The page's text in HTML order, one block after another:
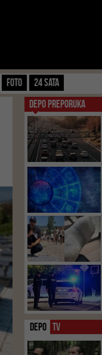
FOTO 24 SATA
DEPO PREPORUKA
DEPO TV